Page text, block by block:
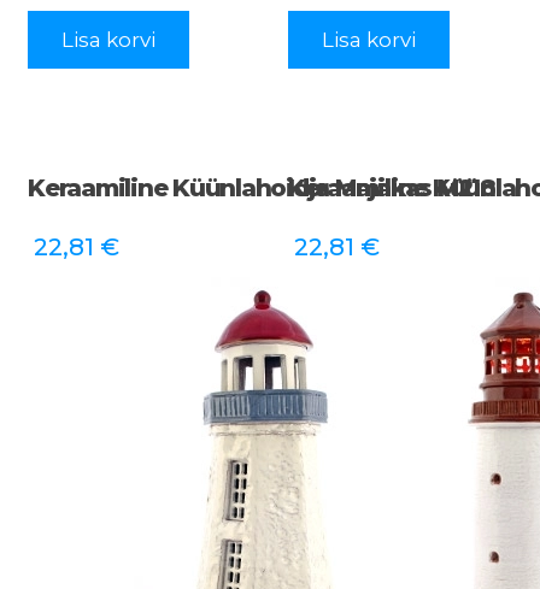
Lisa korvi Lisa korvi
Keraamiline Küünlahoidja Majakas M218
22,81 €
Keraamiline
22,81 €